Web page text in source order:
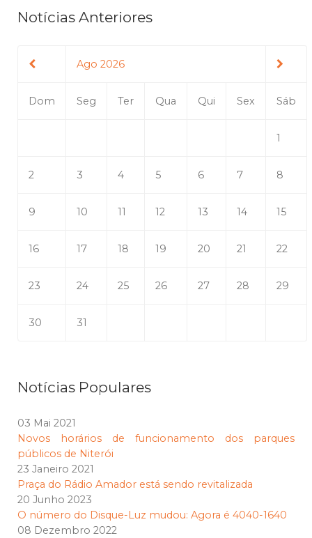
Notícias Anteriores
Ago 2026
Dom Seg Ter Qua Qui Sex Sáb
1
2 3 4 5 6 7 8
9 10 11 12 13 14 15
16 17 18 19 20 21 22
23 24 25 26 27 28 29
30 31
Notícias Populares
03 Mai 2021
Novos horários de funcionamento dos parques
públicos de Niterói
23 Janeiro 2021
Praça do Rádio Amador está sendo revitalizada
20 Junho 2023
O número do Disque-Luz mudou: Agora é 4040-1640
08 Dezembro 2022